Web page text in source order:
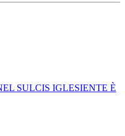
SULCIS IGLESIENTE È